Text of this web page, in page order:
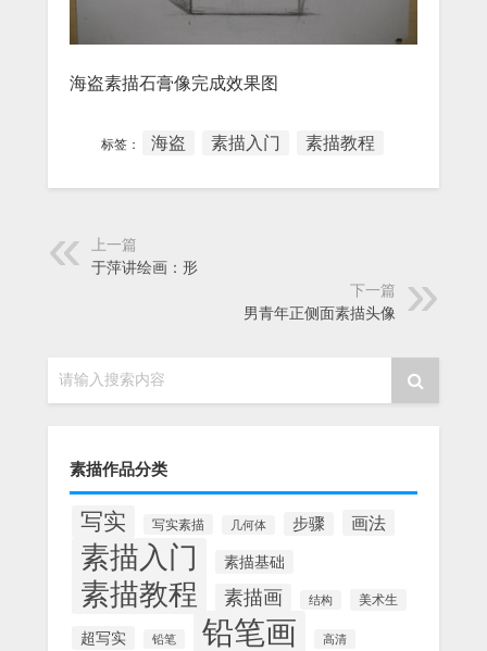
海盗素描石膏像完成效果图
标签： 海盗 素描入门 素描教程
上一篇
于萍讲绘画：形
下一篇
男青年正侧面素描头像
请输入搜索内容
素描作品分类
写实 写实素描 几何体 步骤 画法
素描入门 素描基础
素描教程 素描画 结构 美术生
超写实 铅笔 铅笔画 高清